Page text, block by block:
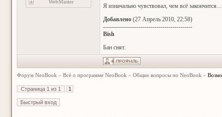
WebMaster
Я изначально чувствовал, чем всё закончится...
Добавлено (27 Апрель 2010, 22:58)
---------------------------------------------
Bish
Бан снят.
Форум NeoBook » Всё о программе NeoBook » Общие вопросы по NeoBook »
Страница 1 из 1 1